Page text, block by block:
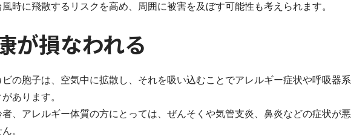
時に飛散するリスクを高め、周囲に被害を及ぼす可能性も考えられます。
が損なわれる
の胞子は、空気中に拡散し、それを吸い込むことでアレルギー症状や呼吸器系
あります。
、アレルギー体質の方にとっては、ぜんそくや気管支炎、鼻炎などの症状が悪
。